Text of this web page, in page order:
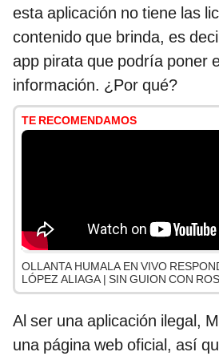
esta aplicación no tiene las
contenido que brinda, es
app pirata que podría poner
información. ¿Por qué?
TE RECOMENDAMOS
OLLANTA HUMALA EN VIVO
LÓPEZ ALIAGA | SIN GUION CON
Al ser una aplicación ilegal,
una página web oficial, así